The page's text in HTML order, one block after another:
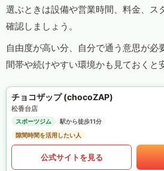
選ぶときは設備や営業時間、料金、ス
確認しましょう。
自由度が高い分、自分で通う意思が必
間帯や続けやすい環境かも見ておくと
チョコザップ (chocoZAP)
松香台店
スポーツジム
駅から徒歩11分
隙間時間を活用したい人
公式サイトを見る